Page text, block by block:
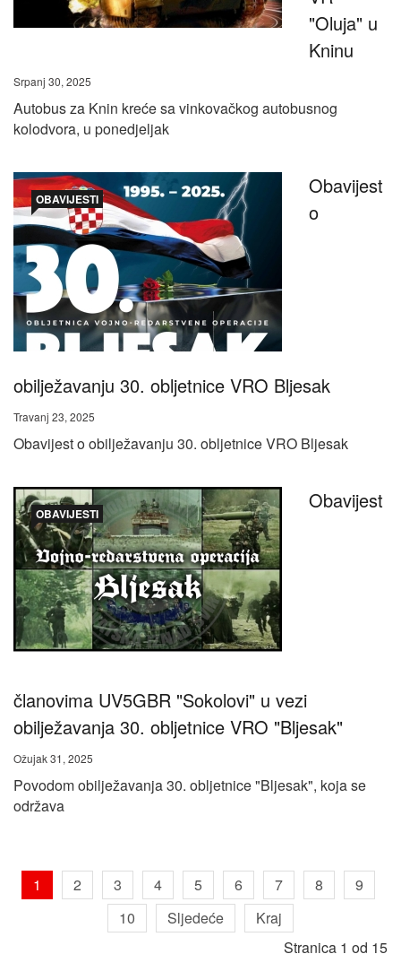
"Oluja" u
Kninu
Srpanj 30, 2025
Autobus za Knin kreće sa vinkovačkog autobusnog
kolodvora, u ponedjeljak
OBAVIJESTI
Obavijest
o
obilježavanju 30. obljetnice VRO Bljesak
Travanj 23, 2025
Obavijest o obilježavanju 30. obljetnice VRO Bljesak
OBAVIJESTI
Obavijest
članovima UV5GBR "Sokolovi" u vezi
obilježavanja 30. obljetnice VRO "Bljesak"
Ožujak 31, 2025
Povodom obilježavanja 30. obljetnice "Bljesak", koja se
održava
1 2 3 4 5 6 7 8
9
10
Sljedeće
Kraj
Stranica 1 od 15